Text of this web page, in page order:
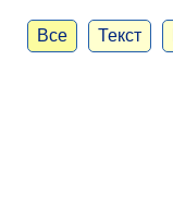
Все Текст